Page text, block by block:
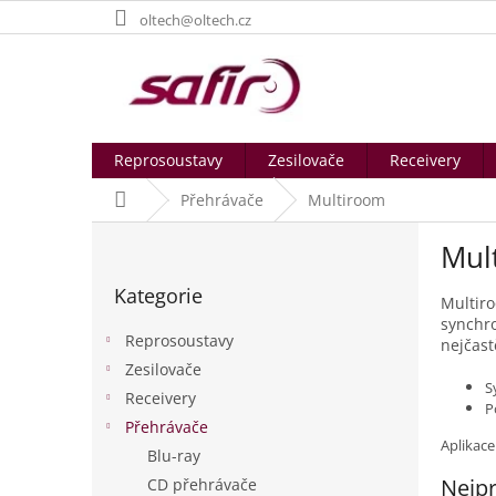
na
oltech@oltech.cz
Reprosoustavy Zesilovače Receivery
Domů Přehrávače Multiroom
kategorie
Kategorie
Reprosoustavy
Zesilovače
Receivery
Přehrávače
Blu-ray
CD přehrávače
Aplikace